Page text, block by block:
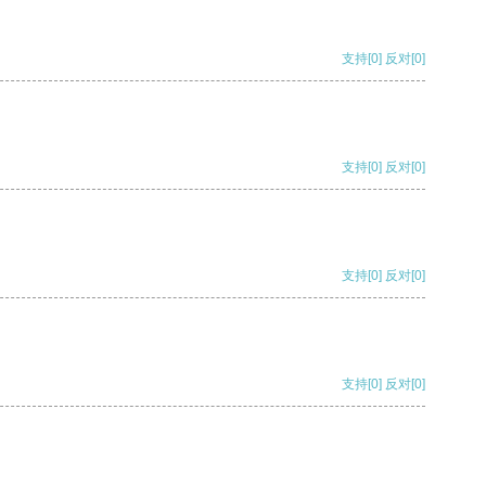
支持[0] 反对[0]
支持[0] 反对[0]
支持[0] 反对[0]
支持[0] 反对[0]